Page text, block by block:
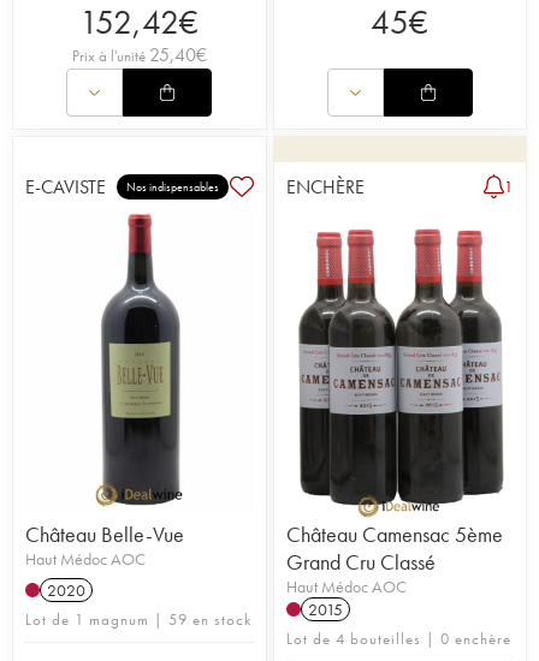
152,42€
Prix à l'unité 25,40€
45€
E-CAVISTE Nos indispensables
Château Belle-Vue
Haut Médoc AOC
2020
Lot de 1 magnum | 59 en stock
ENCHÈRE 1
Château Camensac 5ème
Grand Cru Classé
Haut Médoc AOC
2015
Lot de 4 bouteilles | 0 enchère